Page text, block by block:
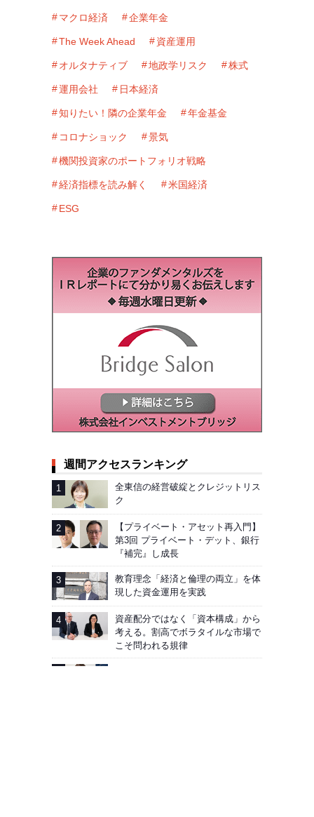
マクロ経済 企業年金
The Week Ahead 資産運用
オルタナティブ 地政学リスク 株式
運用会社 日本経済
知りたい！隣の企業年金 年金基金
コロナショック 景気
機関投資家のポートフォリオ戦略
経済指標を読み解く 米国経済
ESG
週間アクセスランキング
全東信の経営破綻とクレジットリス
ク
【プライベート・アセット再入門】
第3回 プライベート・デット、銀行
『補完』し成長
教育理念「経済と倫理の両立」を体
現した資金運用を実践
資産配分ではなく「資本構成」から
考える。割高でボラタイルな市場で
こそ問われる規律